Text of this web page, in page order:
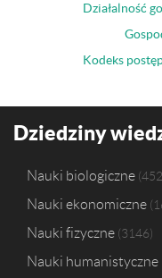
Działalność
Kodeks
Dziedziny
Nauki biologiczne
Nauki ekonomiczne
Nauki fizyczne 3146
Nauki humanistyczne